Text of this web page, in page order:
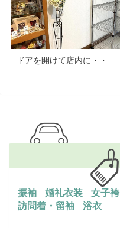
ドアを開けて店内に・・
振袖 婚礼衣装 女子袴
訪問着・留袖
浴衣